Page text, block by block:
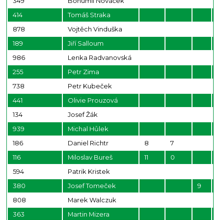
414
Tomáš Straka
878
Vojtěch Vinduška
189
Jiří Salloum
986
Lenka Radvanovská
255
Petr Zima
738
Petr Kubeček
441
Olivie Prouzová
134
Josef Žák
939
Michal Hůlek
186
Daniel Richtr 8
7
116
Miloslav Bureš 11
0
594
Patrik Kristek
380
Josef Tomeček 9
808
Marek Walczuk
363
Martin Mizera